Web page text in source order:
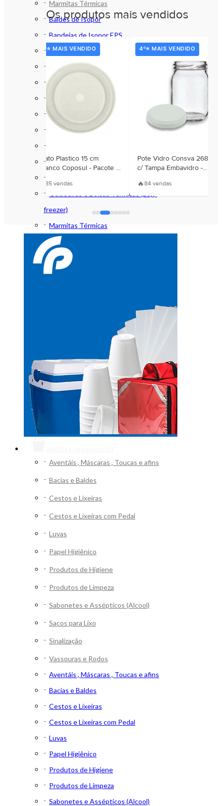
Marmitas Térmicas
Baldes de Isopor
Bandejas de Isopor EPS
Caixas de Isopor EPS
Copos e Potes Térmicos em Isopor
Discos de Isopor
Lancheiras de Isopor
Marmitex de Isopor
Suportes em Isopor Garrafa e Lata
Geladeiras e Bolsas Térmicas (Bag-
freezer)
Marmitas Térmicas
Aventáis , Máscaras , Toucas e afins
Bacias e Baldes
Cestos e Lixeiras
Cestos e Lixeiras com Pedal
Luvas
Papel Higiênico
Produtos de Higiene
Produtos de Limpeza
Sabonetes e Assépticos (Alcool)
Sacos para Lixo
Sinalização
Vassouras e Rodos
Aventáis , Máscaras , Toucas e afins
Bacias e Baldes
Cestos e Lixeiras
Cestos e Lixeiras com Pedal
Luvas
Papel Higiênico
Produtos de Higiene
Produtos de Limpeza
Sabonetes e Assépticos (Alcool)
Os produtos mais vendidos
3º⭐ MAIS VENDIDO
Prato Plastico 15 cm
Branco Coposul - Pacote c/
010 Unidades
85 vendas
4º⭐ MAIS VENDIDO
Pote Vidro Consva 268 ml
c/ Tampa Embavidro -
🔥84 vendas